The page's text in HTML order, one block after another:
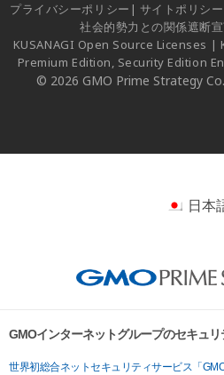
プライバシーポリシー | サイトポリシー
社会的勢力との関係遮断
KUSANAGI Open Source Licenses |
Premium Edition, Security Edition
© 2026 GMO Prime Strategy
日本
GMOインターネットグループのセキュ
世界初総合ネットセキュリティサービス「